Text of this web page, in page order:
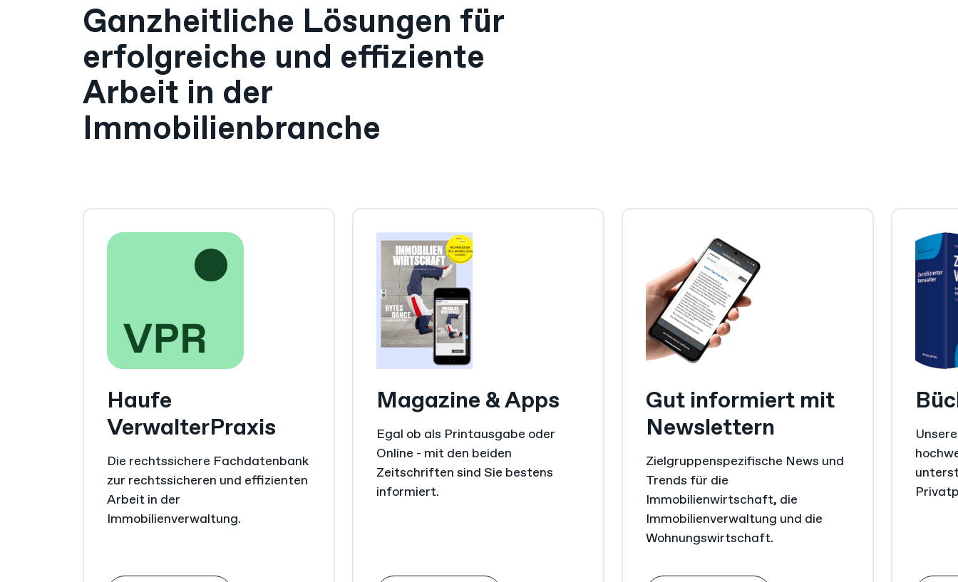
Ganzheitliche Lösungen für
erfolgreiche und effiziente
Arbeit in der
Immobilienbranche
Haufe
VerwalterPraxis
Die rechtssichere Fachdatenbank
zur rechtssicheren und effizienten
Arbeit in der
Immobilienverwaltung.
Magazine & Apps
Egal ob als Printausgabe oder
Online - mit den beiden
Zeitschriften sind Sie bestens
informiert.
Gut informiert mit
Newslettern
Zielgruppenspezifische News und
Trends für die
Immobilienwirtschaft, die
Immobilienverwaltung und die
Wohnungswirtschaft.